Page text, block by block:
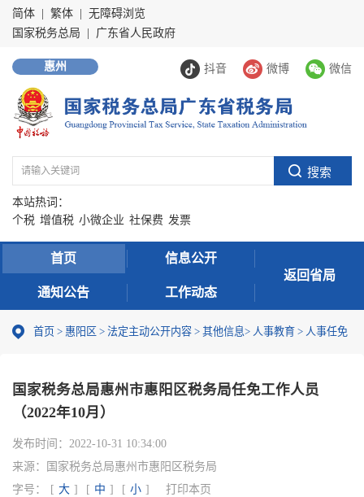
简体 繁体
无障碍浏览
国家税务总局
广东省人民政府
抖音 微博 微信
惠州
本站热词：
个税 增值税 小微企业 社保费 发票
首页 信息公开
通知公告 工作动态
返回省局
首页 > 惠阳区 > 法定主动公开内容 > 其他信息> 人事教育 > 人事任免
国家税务总局惠州市惠阳区税务局任免工作人员
（2022年10月）
发布时间： 2022-10-31 10:34:00
来源：
国家税务总局惠州市惠阳区税务局
字号：
[ 大 ] [ 中 ] [ 小 ] 打印本页